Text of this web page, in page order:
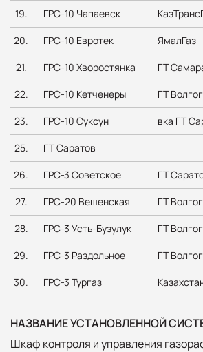
19. ГРС-10 Чапаевск
20. ГРС-10 Евротек ЯмалГаз
21. ГРС-10 Хворостянка ГТ
22. ГРС-10 Кетченеры ГТ
23. ГРС-10 Суксун вка ГТ
25. ГТ Саратов
26. ГРС-3 Советское ГТ
27. ГРС-20 Вешенская ГТ
28. ГРС-3 Усть-Бузулук ГТ
29. ГРС-3 Раздольное ГТ
30. ГРС-3 Тургаз
НАЗВАНИЕ УСТАНОВЛЕННОЙ
Шкаф контроля и управления